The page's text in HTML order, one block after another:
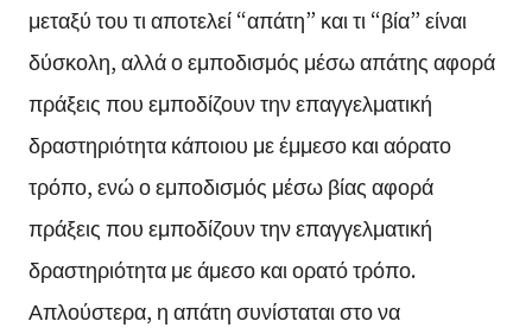
μεταξύ του τι αποτελεί “απάτη” και τι “βία” είναι
δύσκολη, αλλά ο εμποδισμός μέσω απάτης αφορά
πράξεις που εμποδίζουν την επαγγελματική
δραστηριότητα κάποιου με έμμεσο και αόρατο
τρόπο, ενώ ο εμποδισμός μέσω βίας αφορά
πράξεις που εμποδίζουν την επαγγελματική
δραστηριότητα με άμεσο και ορατό τρόπο.
Απλούστερα, η απάτη συνίσταται στο να